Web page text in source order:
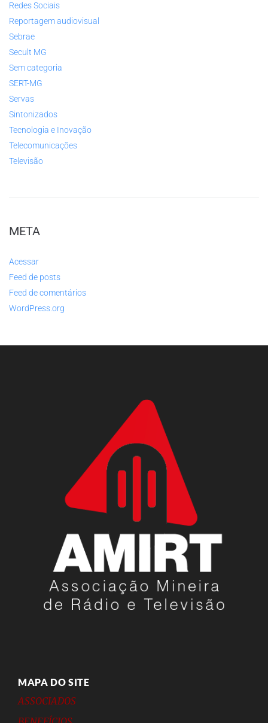
Redes Sociais
Reportagem audiovisual
Sebrae
Secult MG
Sem categoria
SERT-MG
Servas
Sintonizados
Tecnologia e Inovação
Telecomunicações
Televisão
META
Acessar
Feed de posts
Feed de comentários
WordPress.org
MAPA DO SITE
ASSOCIADOS